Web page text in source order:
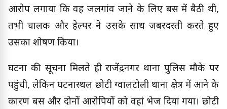
आरोप लगाया कि वह जलगांव जाने के लिए बस में बैठी थी,
तभी चालक और हेल्पर ने उसके साथ जबरदस्ती करते हुए
उसका शोषण किया।
घटना की सूचना मिलते ही राजेंद्रनगर थाना पुलिस मौके पर
पहुंची, लेकिन घटनास्थल छोटी ग्वालटोली थाना क्षेत्र में आने के
कारण बस और दोनों आरोपियों को वहां भेज दिया गया। छोटी